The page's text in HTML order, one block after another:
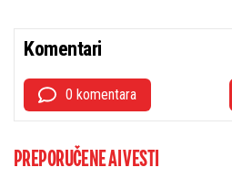
Komentari
0 komentara
PREPORUČENE AI VESTI